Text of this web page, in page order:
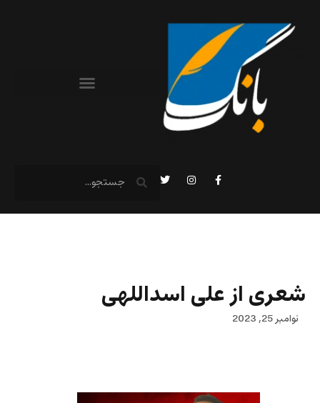
شعری از علی اسداللهی
نوامبر 25, 2023